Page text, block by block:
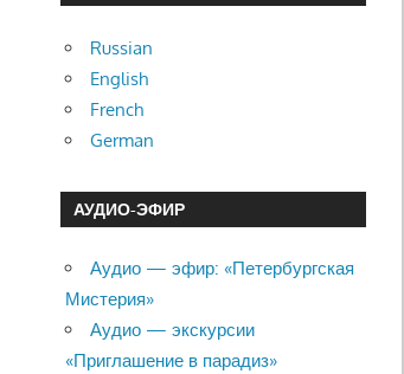
Russian
English
French
German
АУДИО-ЭФИР
Аудио — эфир: «Петербургская
Мистерия»
Аудио — экскурсии
«Приглашение в парадиз»